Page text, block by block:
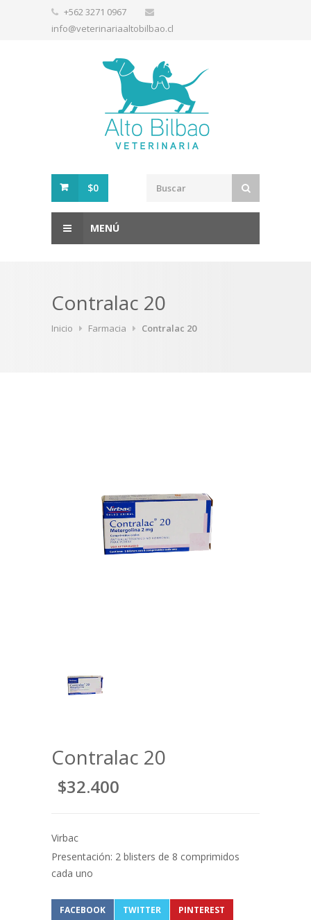
+562 3271 0967
info@veterinariaaltobilbao.cl
$0
MENÚ
Contralac 20
Inicio Farmacia Contralac 20
Contralac 20
$32.400
Virbac
Presentación: 2 blisters de 8 comprimidos
cada uno
FACEBOOK TWITTER PINTEREST